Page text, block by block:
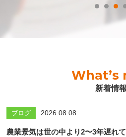
What’s
新着情報
ブログ 2026.08.08
農業景気は世の中より2〜3年遅れ